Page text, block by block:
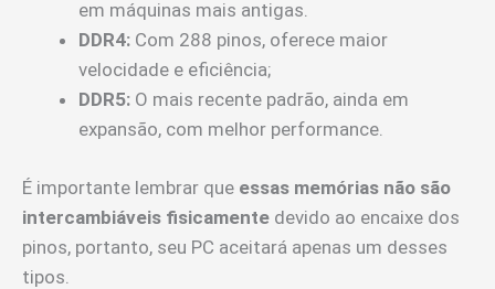
em máquinas mais antigas.
DDR4: Com 288 pinos, oferece maior
velocidade e eficiência;
DDR5: O mais recente padrão, ainda em
expansão, com melhor performance.
É importante lembrar que essas memórias não são
intercambiáveis fisicamente devido ao encaixe dos
pinos, portanto, seu PC aceitará apenas um desses
tipos.